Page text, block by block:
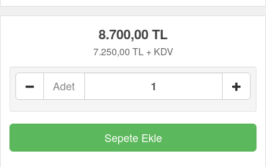
8.700,00 TL
7.250,00 TL + KDV
Adet